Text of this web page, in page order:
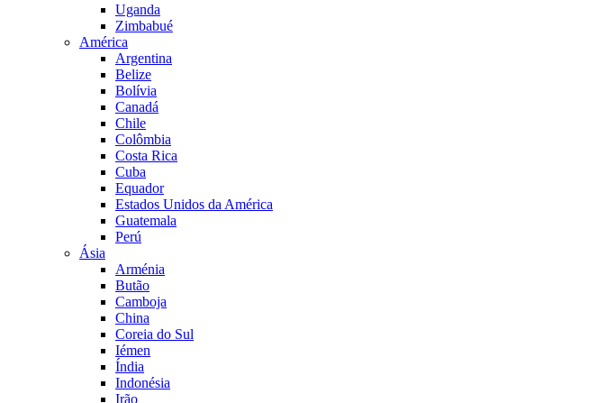
Uganda
Zimbabué
América
Argentina
Belize
Bolívia
Canadá
Chile
Colômbia
Costa Rica
Cuba
Equador
Estados Unidos da América
Guatemala
Perú
Ásia
Arménia
Butão
Camboja
China
Coreia do Sul
Iémen
Índia
Indonésia
Irão